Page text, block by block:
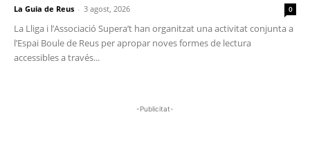
La Guia de Reus - 3 agost, 2026 0
La Lliga i l’Associació Supera’t han organitzat una activitat conjunta a
l’Espai Boule de Reus per apropar noves formes de lectura
accessibles a través...
-Publicitat-